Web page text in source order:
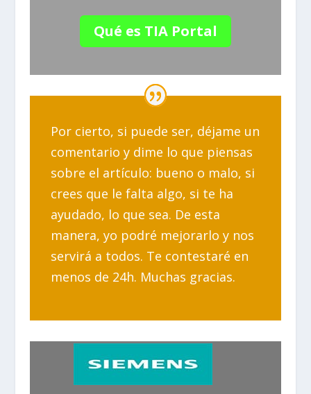
Qué es TIA Portal
Por cierto, si puede ser, déjame un
comentario y dime lo que piensas
sobre el artículo: bueno o malo, si
crees que le falta algo, si te ha
ayudado, lo que sea. De esta
manera, yo podré mejorarlo y nos
servirá a todos. Te contestaré en
menos de 24h. Muchas gracias.